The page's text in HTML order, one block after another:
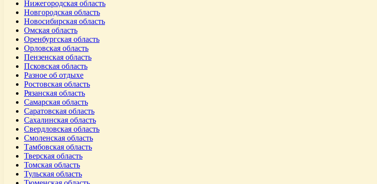
Нижегородская область
Новгородская область
Новосибирская область
Омская область
Оренбургская область
Орловская область
Пензенская область
Псковская область
Разное об отдыхе
Ростовская область
Рязанская область
Самарская область
Саратовская область
Сахалинская область
Свердловская область
Смоленская область
Тамбовская область
Тверская область
Томская область
Тульская область